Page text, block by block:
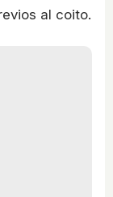
al coito.